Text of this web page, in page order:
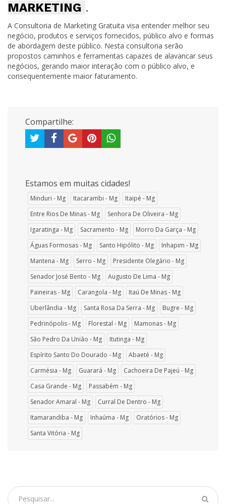
MARKETING .
A Consultoria de Marketing Gratuita visa entender melhor seu
negócio, produtos e serviços fornecidos, público alvo e formas
de abordagem deste público. Nesta consultoria serão
propostos caminhos e ferramentas capazes de alavancar seus
negócios, gerando maior interação com o público alvo, e
consequentemente maior faturamento.
Compartilhe:
Estamos em muitas cidades!
Minduri - Mg Itacarambi - Mg
Itaipé - Mg
Entre Rios De Minas - Mg
Senhora De Oliveira - Mg
Igaratinga - Mg
Sacramento - Mg
Morro Da Garça - Mg
Águas Formosas - Mg
Santo Hipólito - Mg
Inhapim - Mg
Mantena - Mg
Serro - Mg
Presidente Olegário - Mg
Senador José Bento - Mg
Augusto De Lima - Mg
Paineiras - Mg
Carangola - Mg
Itaú De Minas - Mg
Uberlândia - Mg
Santa Rosa Da Serra - Mg
Bugre - Mg
Pedrinópolis - Mg
Florestal - Mg
Mamonas - Mg
São Pedro Da União - Mg
Itutinga - Mg
Espírito Santo Do Dourado - Mg
Abaeté - Mg
Carmésia - Mg
Guarará - Mg
Cachoeira De Pajeú - Mg
Casa Grande - Mg
Passabém - Mg
Senador Amaral - Mg
Curral De Dentro - Mg
Itamarandiba - Mg
Inhaúma - Mg
Oratórios - Mg
Santa Vitória - Mg